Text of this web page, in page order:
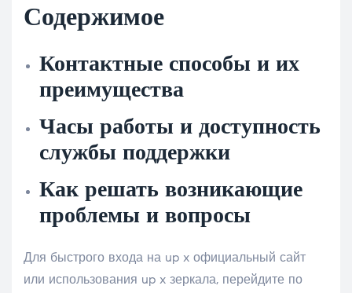
Содержимое
Контактные способы и их
преимущества
Часы работы и доступность
службы поддержки
Как решать возникающие
проблемы и вопросы
Для быстрого входа на up x официальный сайт
или использования up x зеркала, перейдите по